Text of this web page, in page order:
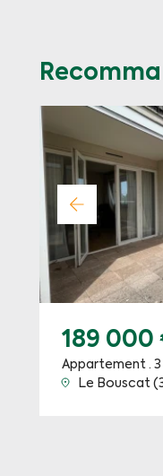
189 000
Appartement · 3
Le Bouscat